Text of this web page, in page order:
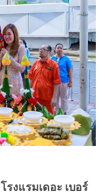
โรงแรมเดอะ เบอร์